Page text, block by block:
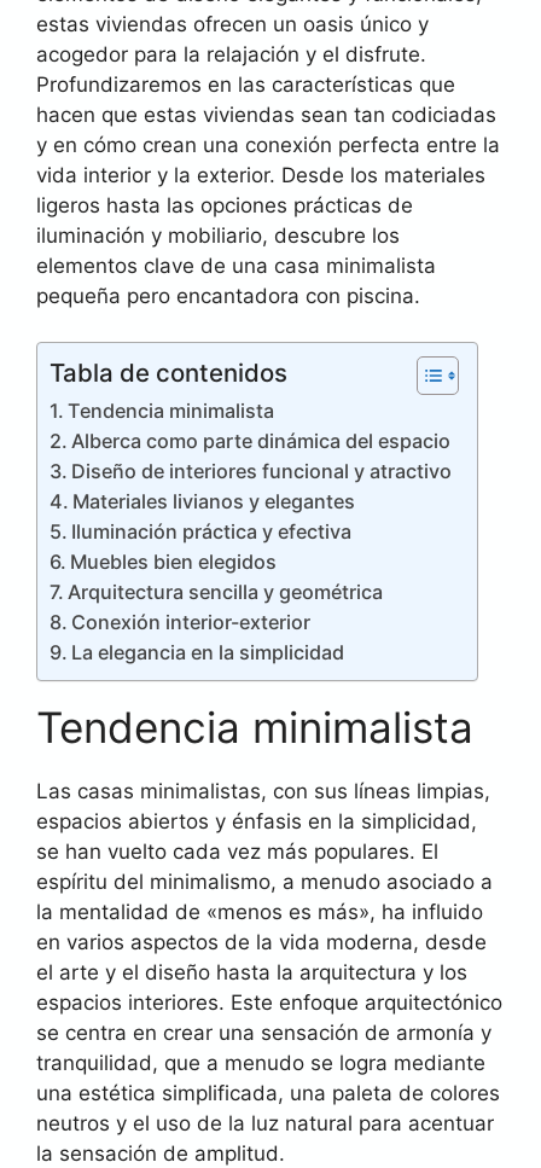
estas viviendas ofrecen un oasis único y
acogedor para la relajación y el disfrute.
Profundizaremos en las características que
hacen que estas viviendas sean tan codiciadas
y en cómo crean una conexión perfecta entre la
vida interior y la exterior. Desde los materiales
ligeros hasta las opciones prácticas de
iluminación y mobiliario, descubre los
elementos clave de una casa minimalista
pequeña pero encantadora con piscina.
Tabla de contenidos
Tendencia minimalista
Alberca como parte dinámica del espacio
Diseño de interiores funcional y atractivo
Materiales livianos y elegantes
Iluminación práctica y efectiva
Muebles bien elegidos
Arquitectura sencilla y geométrica
Conexión interior-exterior
La elegancia en la simplicidad
Tendencia minimalista
Las casas minimalistas, con sus líneas limpias,
espacios abiertos y énfasis en la simplicidad,
se han vuelto cada vez más populares. El
espíritu del minimalismo, a menudo asociado a
la mentalidad de «menos es más», ha influido
en varios aspectos de la vida moderna, desde
el arte y el diseño hasta la arquitectura y los
espacios interiores. Este enfoque arquitectónico
se centra en crear una sensación de armonía y
tranquilidad, que a menudo se logra mediante
una estética simplificada, una paleta de colores
neutros y el uso de la luz natural para acentuar
la sensación de amplitud.